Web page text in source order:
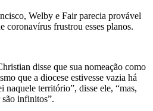
Welby e Fair parecia provável
coronavírus frustrou esses planos.
disse que sua nomeação como
que a diocese estivesse vazia há
naquele território”, disse ele, “mas,
são infinitos”.